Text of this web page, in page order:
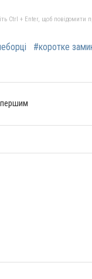
Ctrl + Enter, щоб повідомити
#коротке
першим